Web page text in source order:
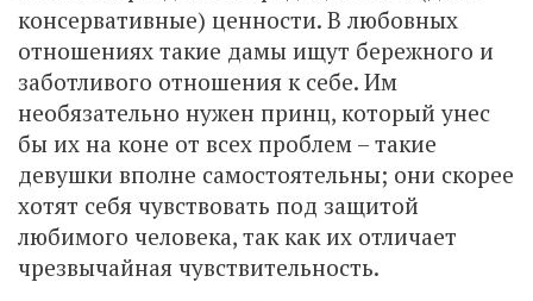
консервативные) ценности. В любовных
отношениях такие дамы ищут бережного и
заботливого отношения к себе. Им
необязательно нужен принц, который унес
бы их на коне от всех проблем – такие
девушки вполне самостоятельны; они скорее
хотят себя чувствовать под защитой
любимого человека, так как их отличает
чрезвычайная чувствительность.